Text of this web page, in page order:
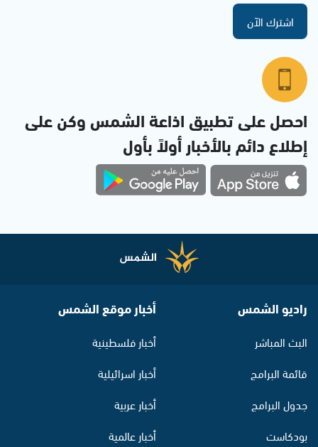
اشترك الآن
احصل على تطبيق اذاعة الشمس وكن على
إطلاع دائم بالأخبار أولاً بأول
راديو الشمس
البث المباشر
قائمة البرامج
جدول البرامج
بودكاست
أخبار موقع الشمس
أخبار فلسطينية
أخبار اسرائيلية
أخبار عربية
أخبار عالمية